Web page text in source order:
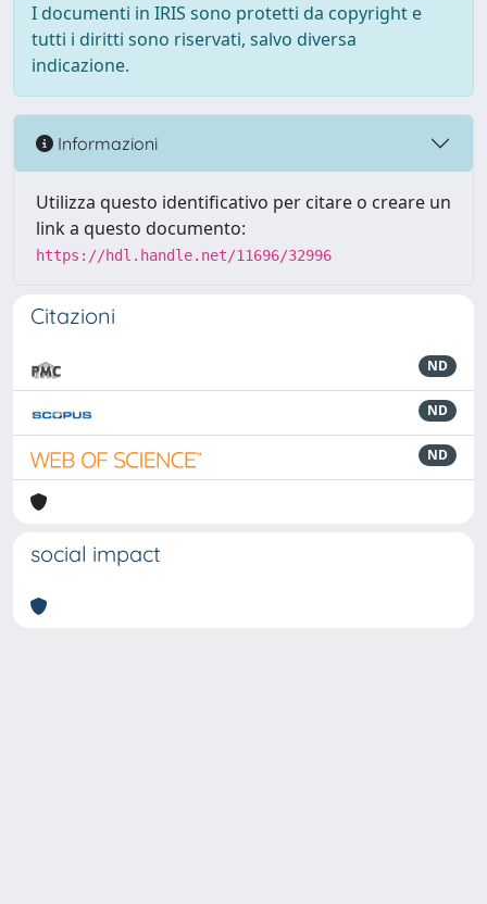
I documenti in IRIS sono protetti da copyright e
tutti i diritti sono riservati, salvo diversa
indicazione.
Informazioni
Utilizza questo identificativo per citare o creare un
link a questo documento:
https://hdl.handle.net/11696/32996
Citazioni
ND
ND
ND
social impact